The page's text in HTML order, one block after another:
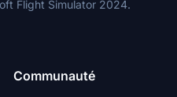
Flight Simulator 2024.
Communauté